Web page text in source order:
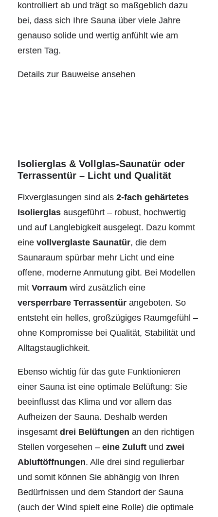
kontrolliert ab und trägt so maßgeblich dazu
bei, dass sich Ihre Sauna über viele Jahre
genauso solide und wertig anfühlt wie am
ersten Tag.
Details zur Bauweise ansehen
Isolierglas & Vollglas-Saunatür oder
Terrassentür – Licht und Qualität
Fixverglasungen sind als 2-fach gehärtetes
Isolierglas ausgeführt – robust, hochwertig
und auf Langlebigkeit ausgelegt. Dazu kommt
eine vollverglaste Saunatür, die dem
Saunaraum spürbar mehr Licht und eine
offene, moderne Anmutung gibt. Bei Modellen
mit Vorraum wird zusätzlich eine
versperrbare Terrassentür angeboten. So
entsteht ein helles, großzügiges Raumgefühl –
ohne Kompromisse bei Qualität, Stabilität und
Alltagstauglichkeit.
Ebenso wichtig für das gute Funktionieren
einer Sauna ist eine optimale Belüftung: Sie
beeinflusst das Klima und vor allem das
Aufheizen der Sauna. Deshalb werden
insgesamt drei Belüftungen an den richtigen
Stellen vorgesehen – eine Zuluft und zwei
Abluftöffnungen. Alle drei sind regulierbar
und somit können Sie abhängig von Ihren
Bedürfnissen und dem Standort der Sauna
(auch der Wind spielt eine Rolle) die optimale